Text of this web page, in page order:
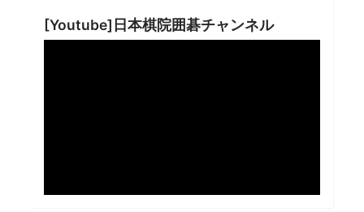
[Youtube]日本棋院囲碁チャンネル